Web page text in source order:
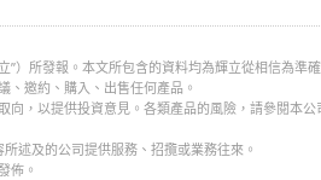
）所發報。本文所包含的資料均為輝立從相信為準
、邀約、購入、出售任何產品。
，以提供投資意見。各類產品的風險，請參閱本公
述及的公司提供服務、招攬或業務往來。
佈。